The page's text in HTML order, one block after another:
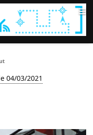
≡
04/03/2021